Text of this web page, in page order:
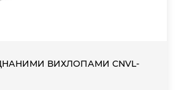
ВИХЛОПАМИ CNVL-